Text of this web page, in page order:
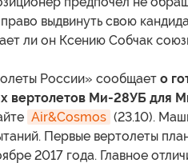
выдвинуть свою
ли он Ксению Собчак
России» сообщает о
вертолетов Ми-28УБ для
Air&Cosmos (23.10).
Первые вертолеты
2017 года. Главное